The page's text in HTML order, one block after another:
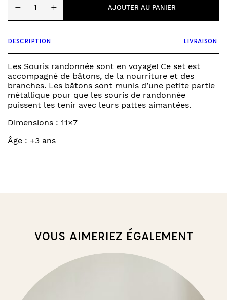
de
ensemble
feu
de
camp
− + AJOUTER AU PANIER
DESCRIPTION LIVRAISON
Les Souris randonnée sont en voyage! Ce set est
accompagné de bâtons, de la nourriture et des
branches. Les bâtons sont munis d’une petite partie
métallique pour que les souris de randonnée
puissent les tenir avec leurs pattes aimantées.
Dimensions : 11×7
Âge : +3 ans
VOUS AIMERIEZ ÉGALEMENT